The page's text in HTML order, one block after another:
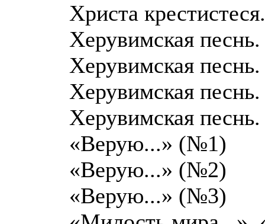
Христа
Херувимская
Херувимская
Херувимская
Херувимская
«Верую...» (№1)
«Верую...» (№2)
«Верую...» (№3)